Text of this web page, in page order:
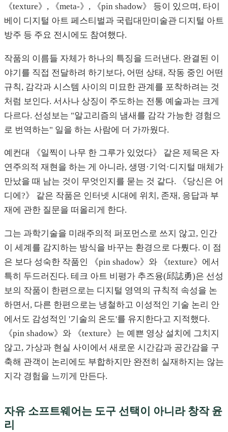
《texture》, 《meta-》, 《pin shadow》 등이 있으며, 타이
베이 디지털 아트 페스티벌과 국립대만미술관 디지털 아트
방주 등 주요 전시에도 참여했다.
작품의 이름들 자체가 하나의 특징을 드러낸다. 완결된 이
야기를 직접 전달하려 하기보다, 어떤 상태, 작동 중인 어떤
규칙, 감각과 시스템 사이의 미묘한 관계를 포착하려는 것
처럼 보인다. 서사나 상징이 주도하는 전통 예술과는 크게
다르다. 선성보는 "알고리즘의 냄새를 감각 가능한 경험으
로 번역하는" 일을 하는 사람에 더 가까웠다.
예컨대 《일찍이 나무 한 그루가 있었다》 같은 제목은 자
연주의적 재현을 하는 게 아니라, 생명·기억·디지털 매체가
만났을 때 남는 것이 무엇인지를 묻는 것 같다. 《당신은 어
디에?》 같은 작품은 인터넷 시대에 위치, 존재, 응답과 부
재에 관한 질문을 떠올리게 한다.
그는 과학기술을 미래주의적 퍼포먼스로 쓰지 않고, 인간
이 세계를 감지하는 방식을 바꾸는 환경으로 다뤘다. 이 점
은 보다 성숙한 작품인 《pin shadow》와 《texture》에서
특히 두드러진다. 테크 아트 비평가 추즈융(邱誌勇)은 선성
보의 작품이 한편으로는 디지털 영역의 규칙적 속성을 논
하면서, 다른 한편으로는 냉철하고 이성적인 기술 논리 안
에서도 감성적인 '기술의 온도'를 유지한다고 지적했다.
《pin shadow》와 《texture》는 예쁜 영상 설치에 그치지
않고, 가상과 현실 사이에서 새로운 시간감과 공간감을 구
축해 관객이 논리에도 부합하지만 완전히 실재하지는 않는
지각 경험을 느끼게 만든다.
자유 소프트웨어는 도구 선택이 아니라 창작 윤
리